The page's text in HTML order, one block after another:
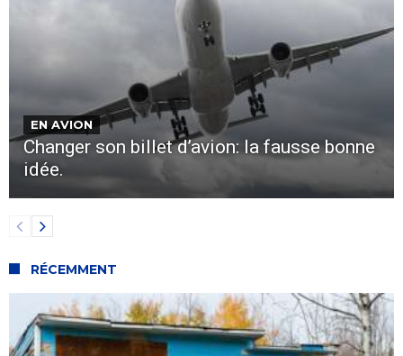
EN AVION
Changer son billet d’avion: la fausse bonne
idée.
RÉCEMMENT